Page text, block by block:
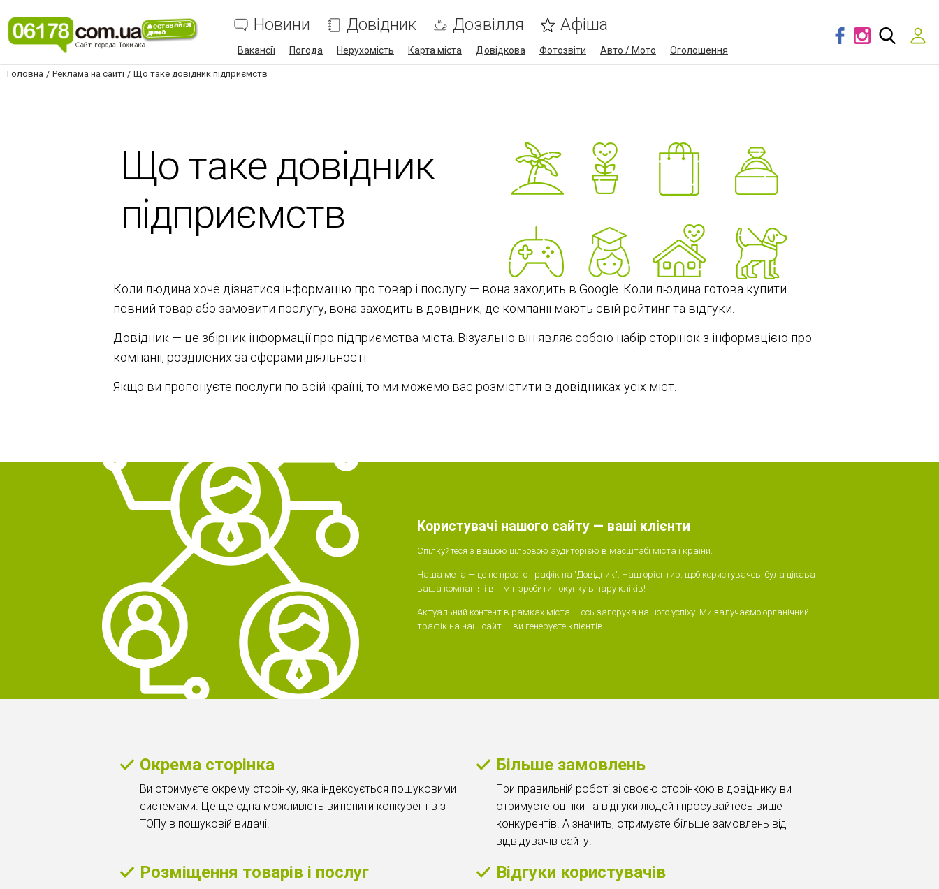
Новини Довідник Дозвілля Афіша
Вакансії Погода Нерухомість Карта міста Довідкова Фотозвіти Авто / Мото Оголошення
Головна Реклама на сайті Що таке довідник підприємств
Що таке довідник
підприємств
Коли людина хоче дізнатися інформацію про товар і послугу — вона заходить в Google. Коли людина готова купити
певний товар або замовити послугу, вона заходить в довідник, де компанії мають свій рейтинг та відгуки.
Довідник — це збірник інформації про підприємства міста. Візуально він являє собою набір сторінок з інформацією про
компанії, розділених за сферами діяльності.
Якщо ви пропонуєте послуги по всій країні, то ми можемо вас розмістити в довідниках усіх міст.
Користувачі нашого сайту — ваші клієнти
Спілкуйтеся з вашою цільовою аудиторією в масштабі міста і країни.
Наша мета — це не просто трафік на "Довідник". Наш орієнтир: щоб користувачеві була цікава
ваша компанія і він міг зробити покупку в пару кліків!
Актуальний контент в рамках міста — ось запорука нашого успіху. Ми залучаємо органічний
трафік на наш сайт — ви генеруєте клієнтів.
Окрема сторінка
Ви отримуєте окрему сторінку, яка індексується пошуковими
системами. Це ще одна можливість витіснити конкурентів з
ТОПу в пошуковій видачі.
Більше замовлень
При правильній роботі зі своєю сторінкою в довіднику ви
отримуєте оцінки та відгуки людей і просувайтесь вище
конкурентів. А значить, отримуєте більше замовлень від
відвідувачів сайту.
Розміщення товарів і послуг Відгуки користувачів